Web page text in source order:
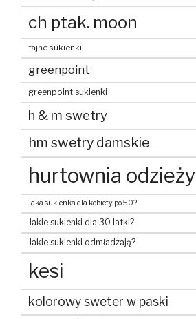
ch ptak. moon
fajne sukienki
greenpoint
greenpoint sukienki
h & m swetry
hm swetry damskie
hurtownia odzieży
Jaka sukienka dla kobiety po 50?
Jakie sukienki dla 30 latki?
Jakie sukienki odmładzają?
kesi
kolorowy sweter w paski